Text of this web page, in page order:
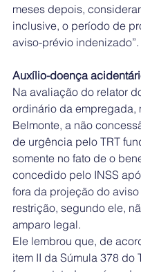
meses depois,
inclusive, o período de
aviso-prévio indenizado”.
Auxílio-doença
Na avaliação do relator
ordinário da empregada,
Belmonte, a não
de urgência pelo TRT
somente no fato de o
concedido pelo INSS
fora da projeção do
restrição, segundo ele,
amparo legal.
Ele lembrou que, de
item II da Súmula 378 do